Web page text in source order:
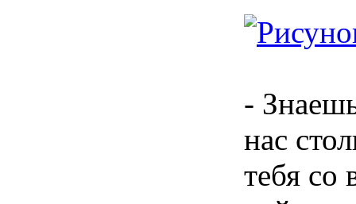
-
нас
тебя со